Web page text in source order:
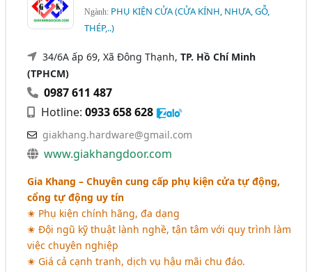
Ngành: PHỤ KIỆN CỬA (CỬA KÍNH, NHỰA, GỖ,
THÉP,..)
34/6A ấp 69, Xã Đông Thạnh,TP. Hồ Chí Minh
(TPHCM)
0987 611 487
Hotline:0933 658 628
giakhang.hardware@gmail.com
www.giakhangdoor.com
Gia Khang – Chuyên cung cấp phụ kiện cửa tự động,
cổng tự động uy tín
✬ Phụ kiện chính hãng, đa dạng
✬ Đội ngũ kỹ thuật lành nghề, tận tâm với quy trình làm
việc chuyên nghiệp
✬ Giá cả cạnh tranh, dịch vụ hậu mãi chu đáo.